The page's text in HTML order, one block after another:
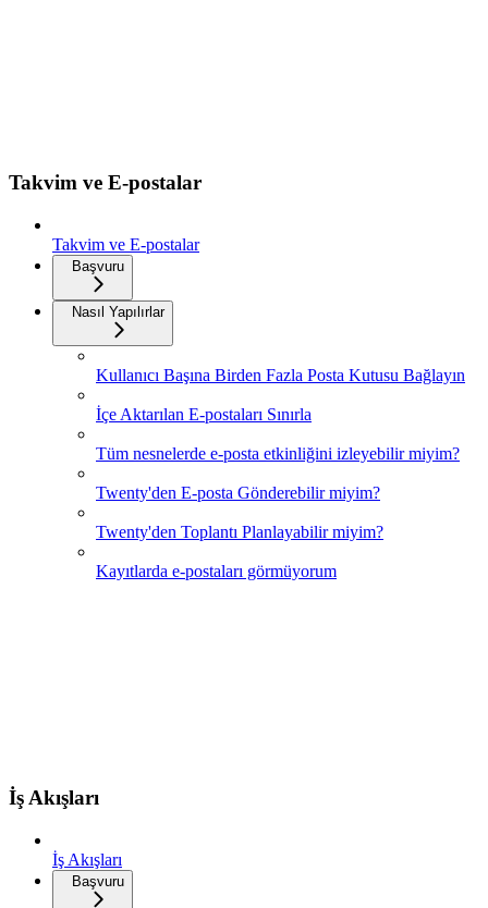
Takvim ve E-postalar
Takvim ve E-postalar
Başvuru
Nasıl Yapılırlar
Kullanıcı Başına Birden Fazla Posta Kutusu Bağlayın
İçe Aktarılan E-postaları Sınırla
Tüm nesnelerde e-posta etkinliğini izleyebilir miyim?
Twenty'den E-posta Gönderebilir miyim?
Twenty'den Toplantı Planlayabilir miyim?
Kayıtlarda e-postaları görmüyorum
İş Akışları
İş Akışları
Başvuru